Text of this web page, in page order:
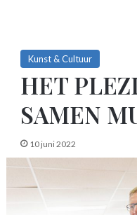
Kunst & Cultuur
HET
SAMEN
10 juni 2022